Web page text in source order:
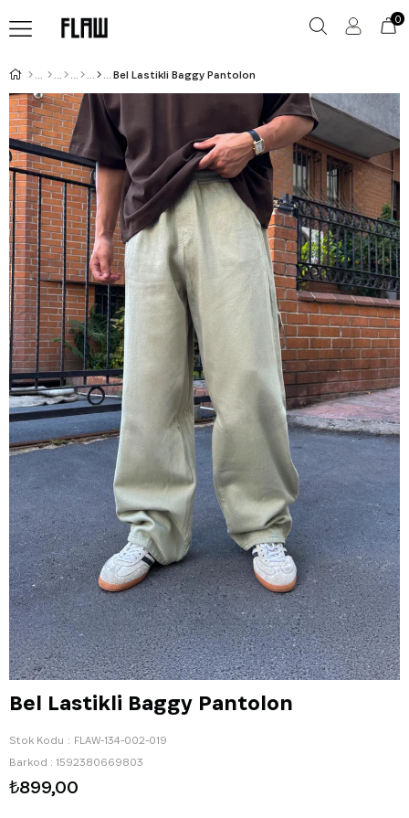
0
Bel Lastikli Baggy Pantolon
Bel Lastikli Baggy Pantolon
Stok Kodu
FLAW-134-002-019
Barkod : 1592380669803
₺899,00